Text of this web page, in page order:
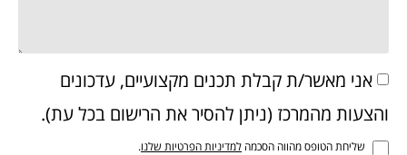
אני מאשר/ת קבלת תכנים מקצועיים, עדכונים
והצעות מהמרכז (ניתן להסיר את הרישום בכל עת).
שליחת הטופס מהווה הסכמה למדיניות הפרטיות שלנו.